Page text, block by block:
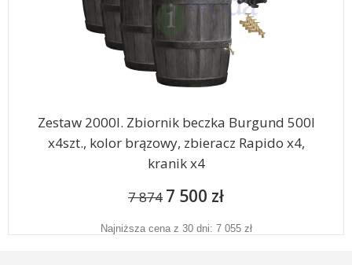
Zestaw 2000l. Zbiornik beczka Burgund 500l
x4szt., kolor brązowy, zbieracz Rapido x4,
kranik x4
7 874 7 500 zł
Najniższa cena z 30 dni: 7 055 zł